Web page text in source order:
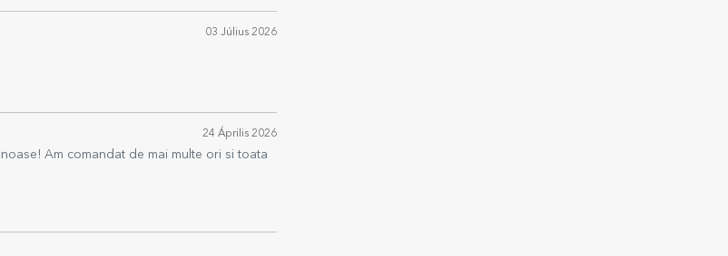
03 Július 2026
24 Április 2026
Am comandat de mai multe ori si toata